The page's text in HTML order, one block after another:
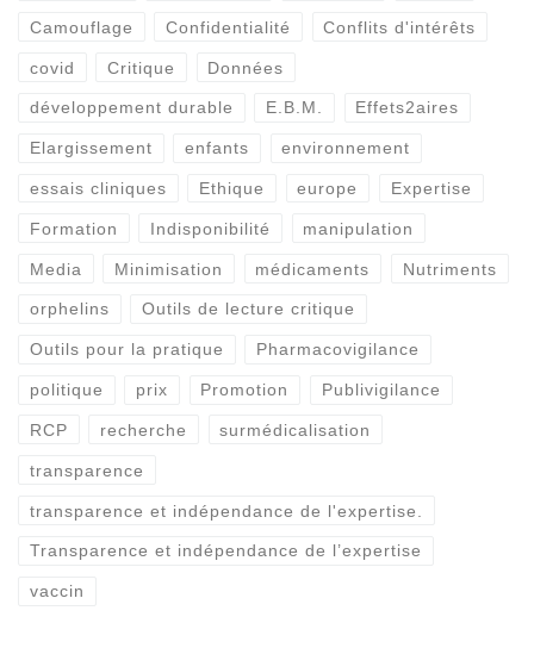
Camouflage Confidentialité Conflits d'intérêts
covid Critique Données
développement durable E.B.M. Effets2aires
Elargissement enfants environnement
essais cliniques Ethique europe Expertise
Formation Indisponibilité manipulation
Media Minimisation médicaments Nutriments
orphelins Outils de lecture critique
Outils pour la pratique Pharmacovigilance
politique prix Promotion Publivigilance
RCP recherche surmédicalisation
transparence
transparence et indépendance de l'expertise.
Transparence et indépendance de l’expertise
vaccin